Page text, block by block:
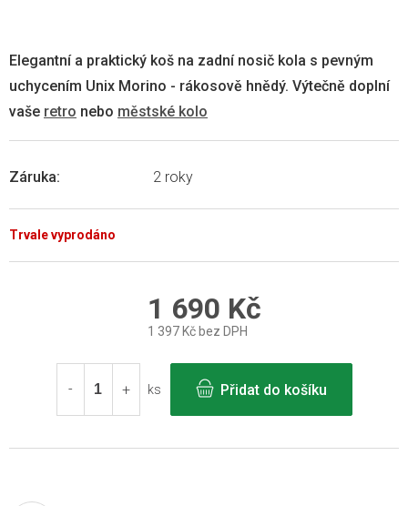
Trvale vyprodáno
Záruka: 2 roky
Elegantní a praktický koš na zadní nosič kola s pevným
uchycením Unix Morino - rákosově hnědý. Výtečně doplní
vaše retro nebo městské kolo
1 690 Kč
1 397 Kč bez DPH
cena:
ks
Přidat do košíku